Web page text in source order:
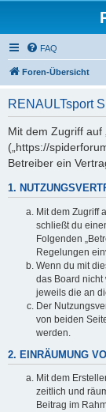
FAQ
Foren-Übersicht
RENAULTsport
Mit dem Zugriff auf
(„https://
Betreiber ein
1.
Mit dem Zugriff
schließt du
Folgenden
Regelungen
Wenn du mit
das Board nicht
jeweils die an
Der
von beiden
werden.
2. EINRÄUMUNG
Mit dem
zeitlich und
Beitrag im